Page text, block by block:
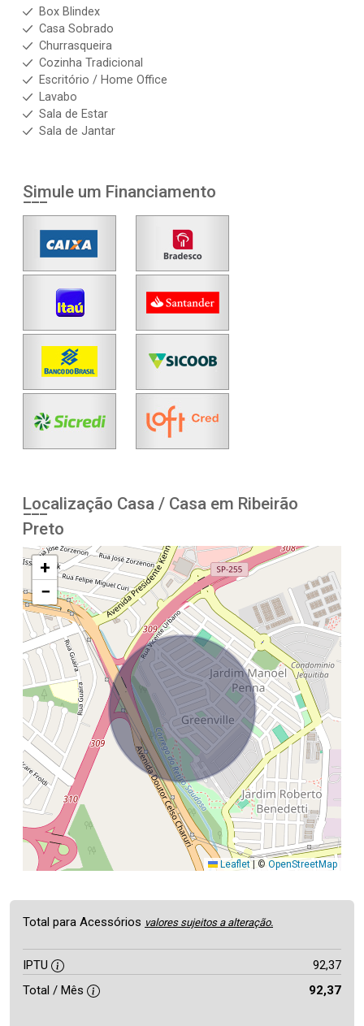
Box Blindex
Casa Sobrado
Churrasqueira
Cozinha Tradicional
Escritório / Home Office
Lavabo
Sala de Estar
Sala de Jantar
Simule um Financiamento
Localização Casa / Casa em Ribeirão
Preto
+
−
Leaflet ©OpenStreetMap
Total para Acessórios valores sujeitos a alteração.
IPTU
92,37
Total / Mês
92,37